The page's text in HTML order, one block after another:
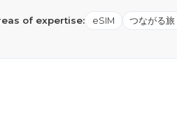
of expertise: eSIM つながる旅